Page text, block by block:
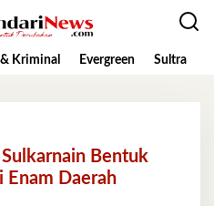
Kriminal Evergreen Sultra
Bentuk
Enam Daerah